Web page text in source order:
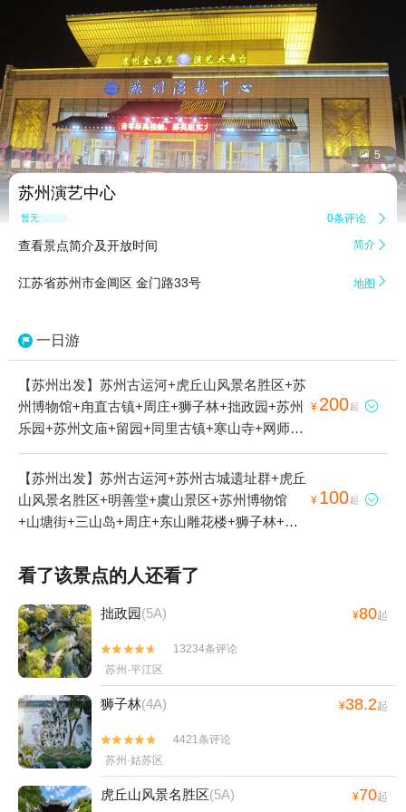
 5
苏州演艺中心
暂无点评 0条评论 
查看景点简介及开放时间 简介 
江苏省苏州市金阊区 金门路33号 地图 
一日游
【苏州出发】苏州古运河+虎丘山风景名胜区+苏
州博物馆+甪直古镇+周庄+狮子林+拙政园+苏州
乐园+苏州文庙+留园+同里古镇+寒山寺+网师园
+苏州海洋馆+苏州天颐温泉+苏州云密室+苏州
梅园+苏州玩博会+苏州亿梵瑜伽+苏州东园+苏
州演艺中心+苏州体育中心+苏州静思园酒店+苏
州麦鲁小城+苏州湾王焰温泉+苏州太湖园博园
店+苏州方糖乐园+苏州Q宠乐园+苏州湾嘉年华
+虎丘湿地公园+甪直古镇游船+苏州洛嘉部落
+苏州公园+苏州枕河居1日游
¥ 200起 
【苏州出发】苏州古运河+苏州古城遗址群+虎丘
山风景名胜区+明善堂+虞山景区+苏州博物馆
+山塘街+三山岛+周庄+东山雕花楼+狮子林+西
风景区+留园+尚湖风景区+虞山门+同里古镇+寒
山寺+缥缈峰景区+天平山+网师园+周庄张厅+同
里影视基地+金鸡湖+周庄欢乐世界+苏州海洋馆
+西山雕花楼+旺山景区+大阳山国家森林公园
+天颐汤泉+昆山《四季周庄》演出+苏州乐园四
季恒温水乐园+常熟沙家浜温泉+苏州云密室+常
熟市虞山索道+苏州上方山国家森林公园+苏州梅
园+周庄沈厅+苏州乐园森林水世界+尚湖游艇
+周庄万三水上财道游船+苏州之眼摩天轮+苏州
旺山九龙潭风景区+苏州玩博会+苏州太湖国际高
尔夫俱乐部+沙家浜温泉国际会议中心+夜游护城
河+太湖西山吉运农家乐+太湖西山江南恬园农家
¥ 100起 
看了该景点的人还看了
拙政园(5A) ¥80起


13234条评论
苏州·平江区
狮子林(4A) ¥38.2起


4421条评论
苏州·姑苏区
虎丘山风景名胜区(5A) ¥70起